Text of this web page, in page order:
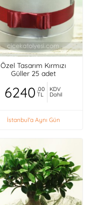
Özel Tasarım Kırmızı
Güller 25 adet
6240 ,00
TL
KDV
Dahil
İstanbul'a Aynı Gün